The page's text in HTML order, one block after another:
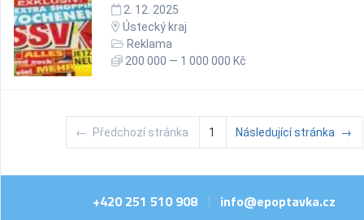
2. 12. 2025
Ústecký kraj
Reklama
200 000 — 1 000 000 Kč
← Předchozí stránka 1 Následující stránka →
+420 251 510 908 | info@epoptavka.cz